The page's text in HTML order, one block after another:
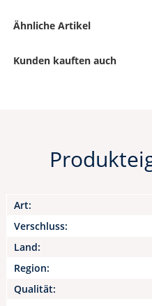
Ähnliche Artikel
Kunden kauften auch
Art:
Verschluss:
Land:
Region:
Qualität: